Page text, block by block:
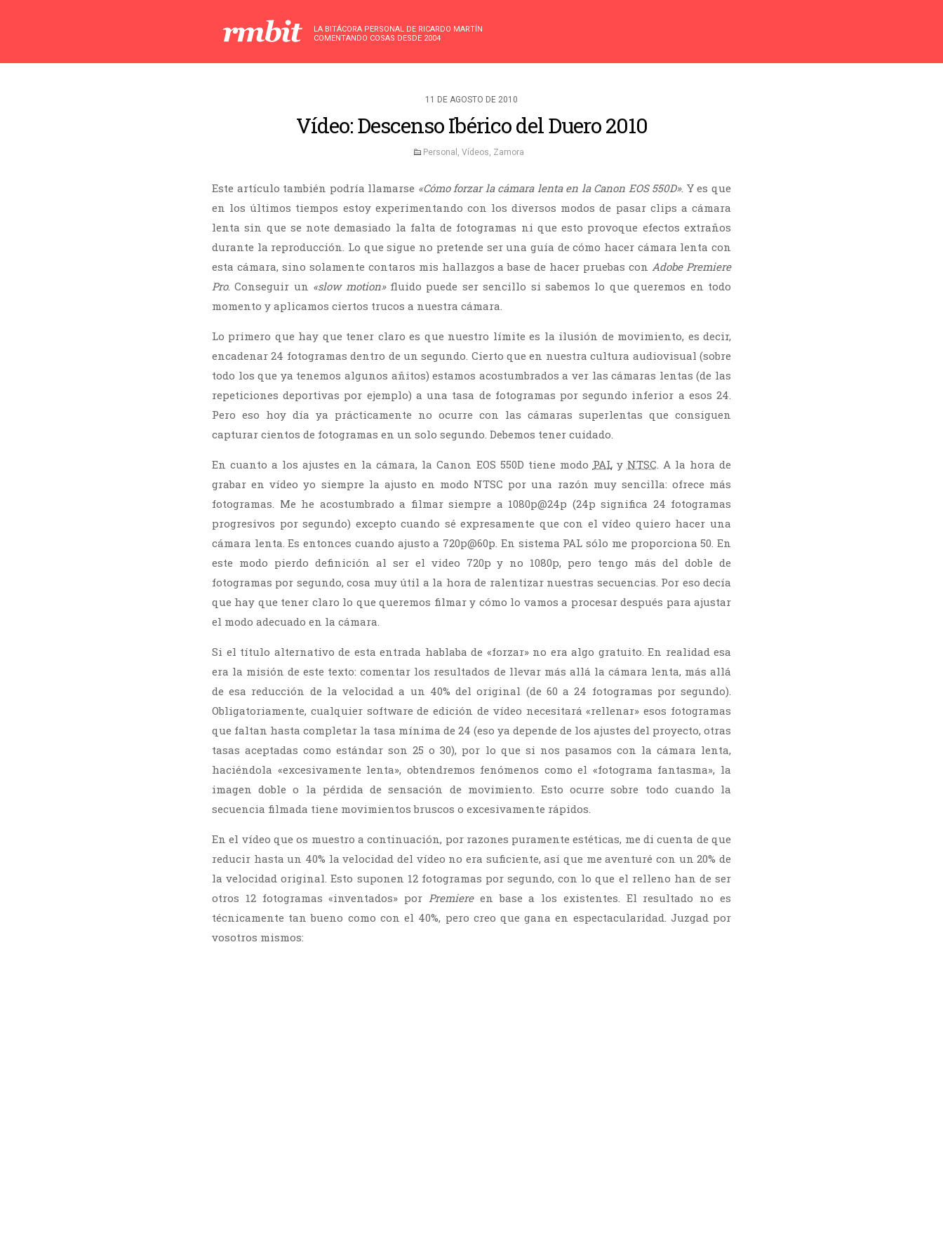
LA BITÁCORA PERSONAL DE RICARDO MARTÍN
COMENTANDO COSAS DESDE 2004
11 DE AGOSTO DE 2010
Vídeo: Descenso Ibérico del Duero 2010
Personal , Vídeos, Zamora
Este artículo también podría llamarse «Cómo forzar la cámara lenta en la Canon EOS 550D». Y es que
en los últimos tiempos estoy experimentando con los diversos modos de pasar clips a cámara
lenta sin que se note demasiado la falta de fotogramas ni que esto provoque efectos extraños
durante la reproducción. Lo que sigue no pretende ser una guía de cómo hacer cámara lenta con
esta cámara, sino solamente contaros mis hallazgos a base de hacer pruebas conAdobe Premiere
Pro. Conseguir un «slow motion»fluido puede ser sencillo si sabemos lo que queremos en todo
momento y aplicamos ciertos trucos a nuestra cámara.
Lo primero que hay que tener claro es que nuestro límite es la ilusión de movimiento, es decir,
encadenar 24 fotogramas dentro de un segundo. Cierto que en nuestra cultura audiovisual (sobre
todo los que ya tenemos algunos añitos) estamos acostumbrados a ver las cámaras lentas (de las
repeticiones deportivas por ejemplo) a una tasa de fotogramas por segundo inferior a esos 24.
Pero eso hoy día ya prácticamente no ocurre con las cámaras superlentas que consiguen
capturar cientos de fotogramas en un solo segundo. Debemos tener cuidado.
En cuanto a los ajustes en la cámara, la Canon EOS 550D tiene modo PALy NTSC. A la hora de
grabar en vídeo yo siempre la ajusto en modo NTSC por una razón muy sencilla: ofrece más
fotogramas. Me he acostumbrado a filmar siempre a 1080p@24p (24p significa 24 fotogramas
progresivos por segundo) excepto cuando sé expresamente que con el vídeo quiero hacer una
cámara lenta. Es entonces cuando ajusto a 720p@60p. En sistema PAL sólo me proporciona 50. En
este modo pierdo definición al ser el video 720p y no 1080p, pero tengo más del doble de
fotogramas por segundo, cosa muy útil a la hora de ralentizar nuestras secuencias. Por eso decía
que hay que tener claro lo que queremos filmar y cómo lo vamos a procesar después para ajustar
el modo adecuado en la cámara.
Si el título alternativo de esta entrada hablaba de «forzar» no era algo gratuito. En realidad esa
era la misión de este texto: comentar los resultados de llevar más allá la cámara lenta, más allá
de esa reducción de la velocidad a un 40% del original (de 60 a 24 fotogramas por segundo).
Obligatoriamente, cualquier software de edición de vídeo necesitará «rellenar» esos fotogramas
que faltan hasta completar la tasa mínima de 24 (eso ya depende de los ajustes del proyecto, otras
tasas aceptadas como estándar son 25 o 30), por lo que si nos pasamos con la cámara lenta,
haciéndola «excesivamente lenta», obtendremos fenómenos como el «fotograma fantasma», la
imagen doble o la pérdida de sensación de movimiento. Esto ocurre sobre todo cuando la
secuencia filmada tiene movimientos bruscos o excesivamente rápidos.
En el vídeo que os muestro a continuación, por razones puramente estéticas, me di cuenta de que
reducir hasta un 40% la velocidad del vídeo no era suficiente, así que me aventuré con un 20% de
la velocidad original. Esto suponen 12 fotogramas por segundo, con lo que el relleno han de ser
otros 12 fotogramas «inventados» por Premiereen base a los existentes. El resultado no es
técnicamente tan bueno como con el 40%, pero creo que gana en espectacularidad. Juzgad por
vosotros mismos: